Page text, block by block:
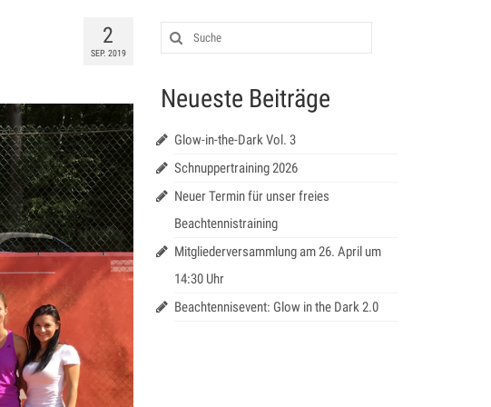
2
SEP. 2019
Neueste Beiträge
Glow-in-the-Dark Vol. 3
Schnuppertraining 2026
Neuer Termin für unser freies
Beachtennistraining
Mitgliederversammlung am 26. April um
14:30 Uhr
Beachtennisevent: Glow in the Dark 2.0